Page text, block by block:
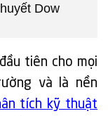
Dow
tiên cho mọi
và là nền
tích kỹ thuật